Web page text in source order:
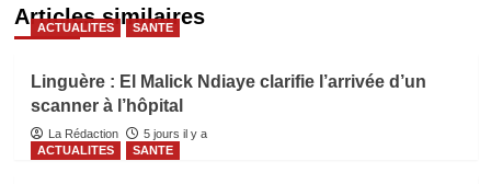
Articles similaires
ACTUALITES SANTE
Linguère : El Malick Ndiaye clarifie l’arrivée d’un
scanner à l’hôpital
La Rédaction
5 jours il y a
ACTUALITES
SANTE